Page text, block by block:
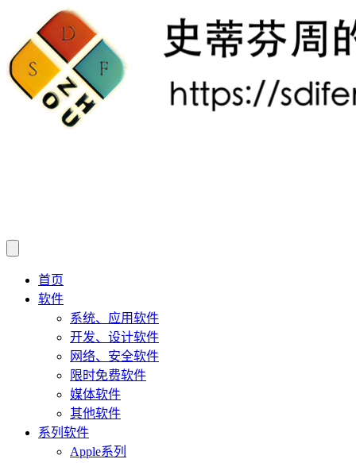
首页
软件
系统、应用软件
开发、设计软件
网络、安全软件
限时免费软件
媒体软件
其他软件
系列软件
Apple系列